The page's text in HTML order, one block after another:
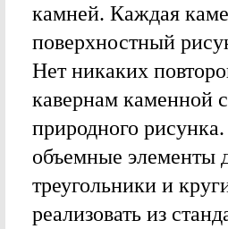
камней. Каждая
поверхностный
Нет никаких
кавернам каменной
природного
объемные элементы
треугольники и
реализовать из